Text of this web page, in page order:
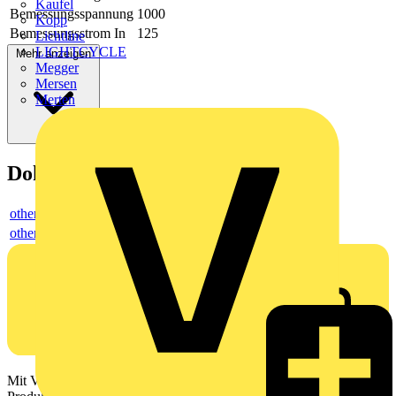
Kaufel
Kopp
Lichtline
LIGHTCYCLE
Megger
Mersen
Merten
Bemessungsspannung 1000
Bemessungsstrom In
125
Mehr anzeigen
Dokumente
others
others
Mit Voltimum erhalten Elektrofachkräfte Zugang zu Branchennews,